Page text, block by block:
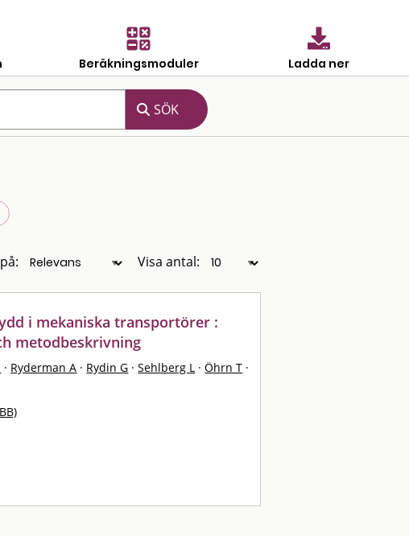
Beräkningsmoduler Ladda ner
Visa antal:
i mekaniska transportörer :
metodbeskrivning
· Ryderman A · Rydin G · Sehlberg L · Öhrn T ·